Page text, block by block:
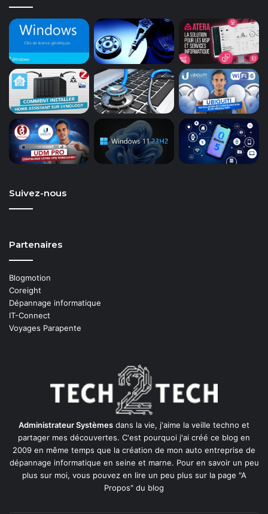
Suivez-nous
Partenaires
Blogmotion
Coreight
Dépannage informatique
IT-Connect
Voyages Parapente
Administrateur Systèmes dans la vie, j'aime la veille techno et
partager mes découvertes. C'est pourquoi j'ai créé ce blog en
2009 en même temps que la création de mon auto entreprise de
dépannage informatique en seine et marne. Pour en savoir un peu
plus sur moi, vous pouvez en lire un peu plus sur la page "A
Propos" du blog